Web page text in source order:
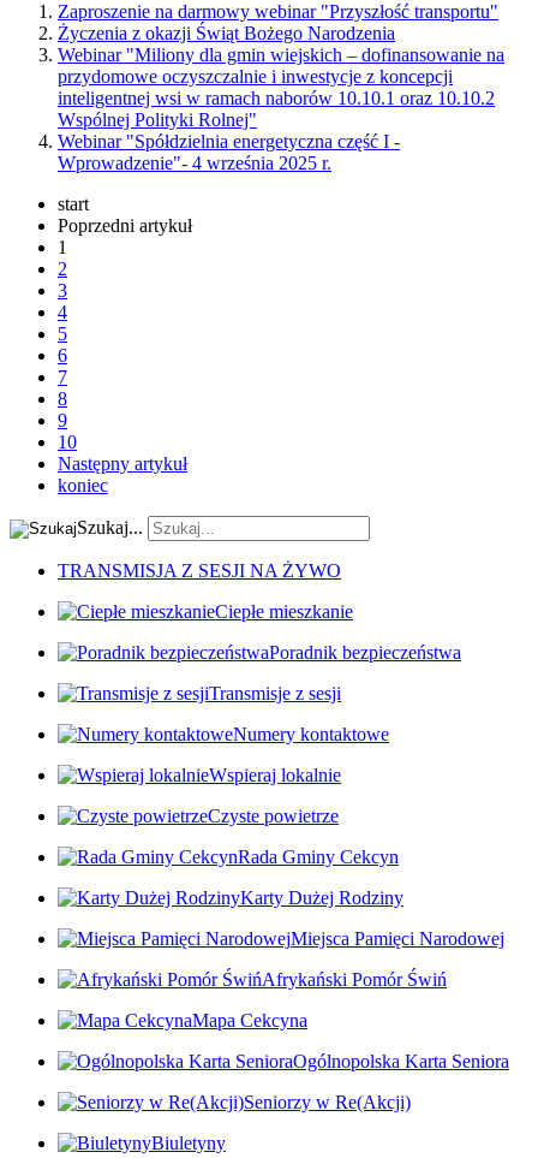
Zaproszenie na darmowy webinar "Przyszłość transportu"
Życzenia z okazji Świąt Bożego Narodzenia
Webinar "Miliony dla gmin wiejskich – dofinansowanie na
przydomowe oczyszczalnie i inwestycje z koncepcji
inteligentnej wsi w ramach naborów 10.10.1 oraz 10.10.2
Wspólnej Polityki Rolnej"
Webinar "Spółdzielnia energetyczna część I -
Wprowadzenie"- 4 września 2025 r.
start
Poprzedni artykuł
1
2
3
4
5
6
7
8
9
10
Następny artykuł
koniec
Szukaj...
TRANSMISJA Z SESJI NA ŻYWO
Ciepłe mieszkanie
Poradnik bezpieczeństwa
Transmisje z sesji
Numery kontaktowe
Wspieraj lokalnie
Czyste powietrze
Rada Gminy Cekcyn
Karty Dużej Rodziny
Miejsca Pamięci Narodowej
Afrykański Pomór Świń
Mapa Cekcyna
Ogólnopolska Karta Seniora
Seniorzy w Re(Akcji)
Biuletyny